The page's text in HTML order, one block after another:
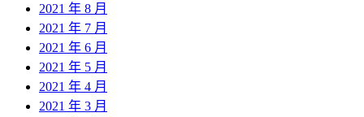
2021 年 8 月
2021 年 7 月
2021 年 6 月
2021 年 5 月
2021 年 4 月
2021 年 3 月